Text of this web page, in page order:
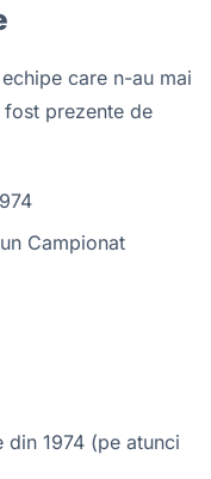
care n-au mai
prezente de
Campionat
1974 (pe atunci